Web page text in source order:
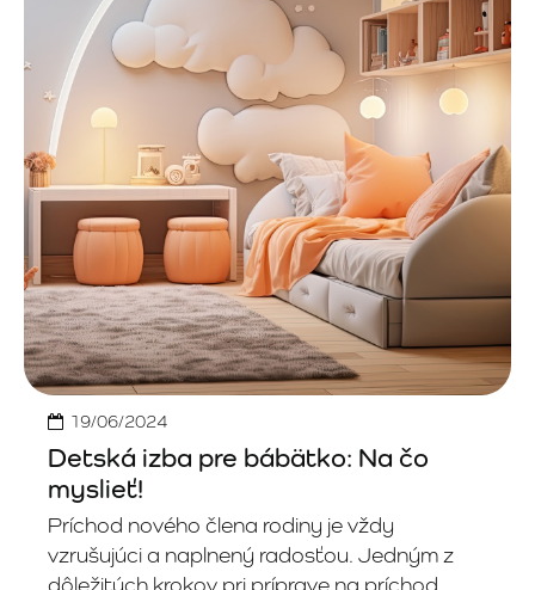
19/06/2024
Detská izba pre bábätko: Na čo
myslieť!
Príchod nového člena rodiny je vždy
vzrušujúci a naplnený radosťou. Jedným z
dôležitých krokov pri príprave na príchod